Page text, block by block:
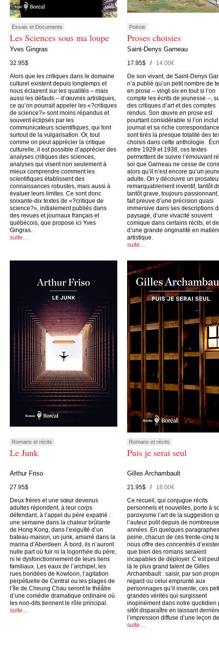
Essais et Documents
Les Sciences sous ma loupe
Yves Gingras
32.95$
Alors que les critiques dans le domaine
culturel existent depuis longtemps et
nous éclairent sur les qualités – mais
aussi les défauts – d’œuvres artistiques,
ce qu’on pourrait appeler les «?critiques
de science?» sont moins répandus et
souvent éclipsés par les
communicateurs scientifiques, qui font
surtout de la vulgarisation. Or, tout
comme on peut apprécier la critique
culturelle, il est possible d’apprécier des
analyses critiques des sciences,
analyses qui visent non seulement à
mieux comprendre comment les
scientifiques établissent des
connaissances robustes, mais aussi à
évaluer leurs limites. Ce sont donc
soixante-dix textes de «?critique de
science?», initialement publiés dans
des revues et journaux français et
québécois, que propose ici Yves
Gingras.
suite…
Poésie
Proses choisies
Saint-Denys Garneau
17.95$ /14.00€
De son vivant, de Saint-Denys
n’a publié qu’un petit nombre de
en prose – vingt-six en tout si l’on
compte les écrits de jeunesse –,
des critiques d’art et des comptes
rendus. Son œuvre en prose est
pourtant considérable si l’on
journal et sa riche
sont tirés la presque totalité des
choisis dans cette anthologie.
entre 1929 et 1938, ces textes
permettent de suivre l’émouvant
soi que Garneau ne cesse de
alors qu’il n’est encore qu’un
adulte. On y découvre un
remarquablement inventif, tantôt
tantôt grave, toujours
fait preuve d’une précision quasi
immersive dans ses descriptions
paysage, d’une vivacité souvent
comique dans certains récits, et
d’une grande originalité en
artistique.
suite…
Romans et récits
Le Junk
Arthur Friso
27.95$
Deux frères et une sœur devenus
adultes répondent, à leur corps
défendant, à l’appel du père expatrié :
une semaine dans la chaleur brûlante
de Hong Kong, dans l’exiguïté d’un
bateau-maison, un junk, amarré dans la
marina d’Aberdeen. À bord, ils n’auront
nulle part où fuir ni la logorrhée du père,
ni le dysfonctionnement de leurs liens
familiaux. Les eaux de l’archipel, les
rues bondées de Kowloon, l’agitation
perpétuelle de Central ou les plages de
l’île de Cheung Chau seront le théâtre
d’une comédie dramatique ordinaire où
les non-dits tiennent le rôle principal.
suite…
Romans et récits
Puis je serai seul
Gilles Archambault
21.95$ /18.00€
Ce recueil, qui conjugue récits
personnels et nouvelles, porte à
paroxysme l’art de la suggestion
l’auteur polit depuis de
années. En quelques
peine, chacun de ces trente-cinq
nous offre des concentrés
que bien des romans seraient
incapables de déployer. C’est
là le plus grand talent de Gilles
Archambault : saisir, par son
regard ou celui emprunté aux
personnages qu’il invente, ces
grandes vérités qui surgissent
inopinément dans notre quotidien
sitôt disparaître en laissant
l’impression diffuse d’une leçon
suite…